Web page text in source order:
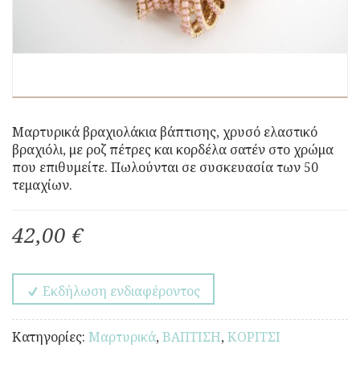
Μαρτυρικά βραχιολάκια βάπτισης, χρυσό ελαστικό
βραχιόλι, με ροζ πέτρες και κορδέλα σατέν στο χρώμα
που επιθυμείτε. Πωλούνται σε συσκευασία των 50
τεμαχίων.
42,00 €
Εκδήλωση ενδιαφέροντος
Κατηγορίες: Μαρτυρικά,ΒΑΠΤΙΣΗ,ΚΟΡΙΤΣΙ